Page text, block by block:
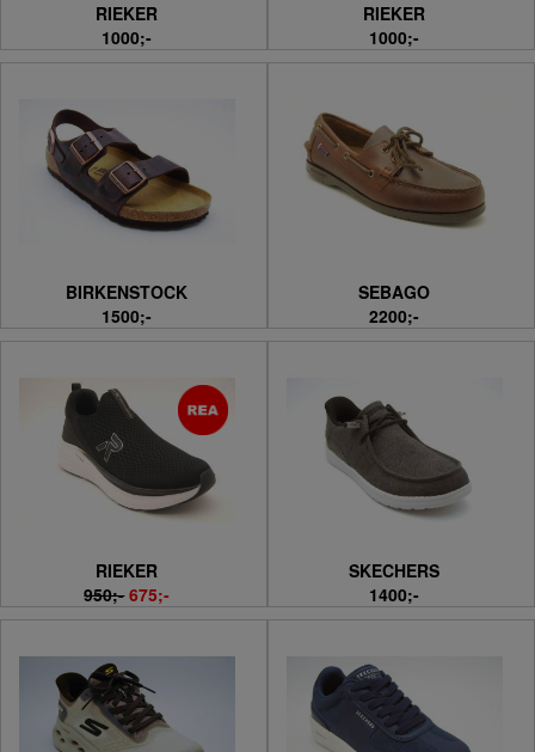
RIEKER
1000;-
RIEKER
1000;-
BIRKENSTOCK
1500;-
SEBAGO
2200;-
RIEKER
950;- 675;-
SKECHERS
1400;-